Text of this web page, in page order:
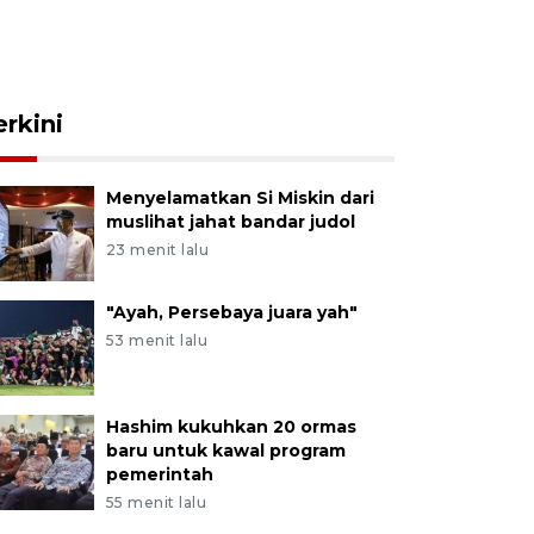
Menyelamatkan Si Miskin dari
muslihat jahat bandar judol
23 menit lalu
"Ayah, Persebaya juara yah"
53 menit lalu
Hashim kukuhkan 20 ormas
baru untuk kawal program
pemerintah
55 menit lalu